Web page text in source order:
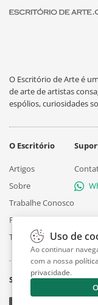
O Escritório de Arte é
de arte de artistas
espólios, curiosidades
O Escritório
Artigos
Sobre
Trabalhe Conosco
Privacidade
Termos
Siga
Uso de
Ao continuar
com a nossa
privacidade.